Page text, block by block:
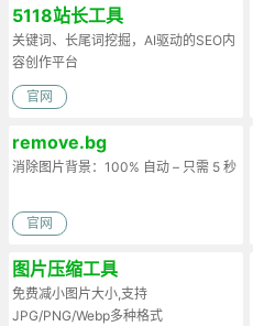
5118站长工具
关键词、长尾词挖掘，AI驱动的SEO内
容创作平台
官网
remove.bg
消除图片背景：100% 自动 – 只需 5 秒
官网
图片压缩工具
免费减小图片大小,支持
JPG/PNG/Webp多种格式